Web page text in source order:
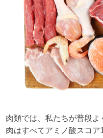
肉類では、私たちが普段
肉はすべてアミノ酸スコア